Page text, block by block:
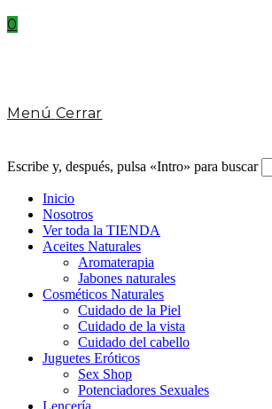
0
Menú Cerrar
Escribe y, después, pulsa «Intro» para buscar
Inicio
Nosotros
Ver toda la TIENDA
Aceites Naturales
Aromaterapia
Jabones naturales
Cosméticos Naturales
Cuidado de la Piel
Cuidado de la vista
Cuidado del cabello
Juguetes Eróticos
Sex Shop
Potenciadores Sexuales
Lencería